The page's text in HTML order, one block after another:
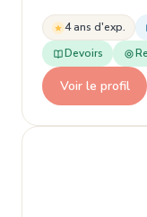
4 ans d'exp.
Devoirs
Voir le profil